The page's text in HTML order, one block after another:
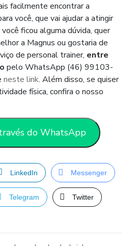
facilmente encontrar a
você, que vai ajudar a atingir
ficou alguma dúvida, quer
a Magnus ou gostaria de
de personal trainer, entre
pelo WhatsApp (46) 99103-
neste link. Além disso, se quiser
física, confira o nosso
do WhatsApp
LinkedIn Messenger
Telegram Twitter